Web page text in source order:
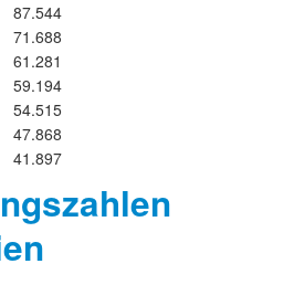
87.544
71.688
61.281
59.194
54.515
47.868
41.897